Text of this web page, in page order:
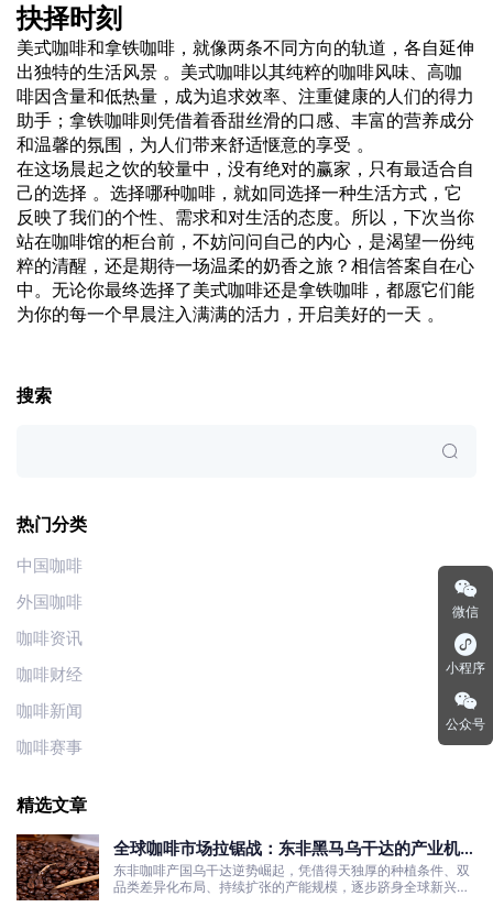
抉择时刻
美式咖啡和拿铁咖啡，就像两条不同方向的轨道，各自延伸
出独特的生活风景 。美式咖啡以其纯粹的咖啡风味、高咖
啡因含量和低热量，成为追求效率、注重健康的人们的得力
助手；拿铁咖啡则凭借着香甜丝滑的口感、丰富的营养成分
和温馨的氛围，为人们带来舒适惬意的享受 。
在这场晨起之饮的较量中，没有绝对的赢家，只有最适合自
己的选择 。选择哪种咖啡，就如同选择一种生活方式，它
反映了我们的个性、需求和对生活的态度。所以，下次当你
站在咖啡馆的柜台前，不妨问问自己的内心，是渴望一份纯
粹的清醒，还是期待一场温柔的奶香之旅？相信答案自在心
中。无论你最终选择了美式咖啡还是拿铁咖啡，都愿它们能
为你的每一个早晨注入满满的活力，开启美好的一天 。
搜索
热门分类
中国咖啡
外国咖啡
咖啡资讯
咖啡财经
咖啡新闻
咖啡赛事
精选文章
全球咖啡市场拉锯战：东非黑马乌干达的产业机遇
与发展真相
东非咖啡产国乌干达逆势崛起，凭借得天独厚的种植条件、双
品类差异化布局、持续扩张的产能规模，逐步跻身全球新兴咖
微信
小程序
公众号